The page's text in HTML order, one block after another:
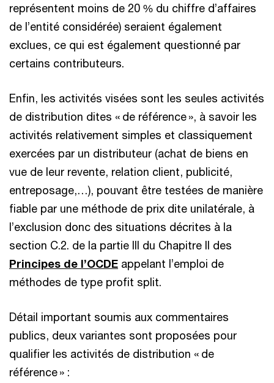
représentent moins de 20 % du chiffre d’affaires
de l’entité considérée) seraient également
exclues, ce qui est également questionné par
certains contributeurs.
Enfin, les activités visées sont les seules activités
de distribution dites « de référence », à savoir les
activités relativement simples et classiquement
exercées par un distributeur (achat de biens en
vue de leur revente, relation client, publicité,
entreposage,…), pouvant être testées de manière
fiable par une méthode de prix dite unilatérale, à
l’exclusion donc des situations décrites à la
section C.2. de la partie III du Chapitre II des
Principes de l’OCDE appelant l’emploi de
méthodes de type profit split.
Détail important soumis aux commentaires
publics, deux variantes sont proposées pour
qualifier les activités de distribution « de
référence » :